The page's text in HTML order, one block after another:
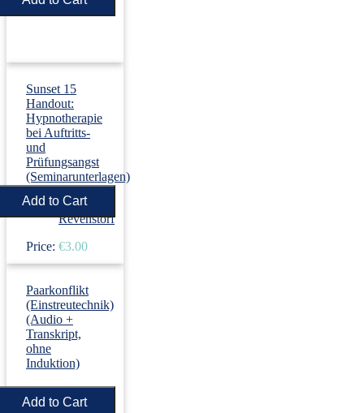
Sunset 15
Handout:
Hypnotherapie
bei Auftritts-
und
Prüfungsangst
(Seminarunterlagen)
› Dirk
Revenstorf
Price: €3.00
Paarkonflikt
(Einstreutechnik)
(Audio +
Transkript,
ohne
Induktion)
›Dirk
Revenstorf